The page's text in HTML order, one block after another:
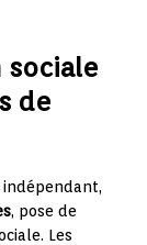
sociale
de
indépendant,
, pose de
Les